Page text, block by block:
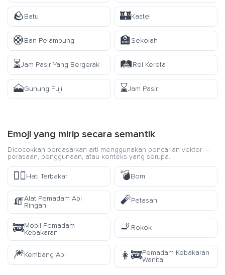
🪨Batu 🏰Kastel
🛟Ban Pelampung 🏫Sekolah
⏳Jam Pasir Yang Bergerak 🛤️Rel Kereta
🗻Gunung Fuji ⌛Jam Pasir
Emoji yang mirip secara semantik
Dicocokkan berdasarkan arti menggunakan pencarian vektor —
perasaan, penggunaan, atau konteks yang serupa.
❤️‍🔥Hati Terbakar 💣Bom
🧯Alat Pemadam Api
Ringan
🧨Petasan
🚒Mobil Pemadam
Kebakaran
🚬 Rokok
🎆Kembang Api 👩‍🚒Pemadam Kebakaran
Wanita